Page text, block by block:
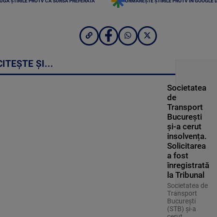
ȘI...
Societatea
de
Transport
București
și-a cerut
insolvența.
Solicitarea
a fost
înregistrată
la Tribunal
Societatea de
Transport
București
(STB) și-a